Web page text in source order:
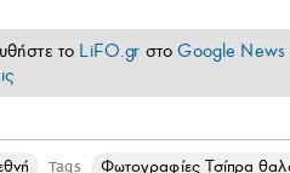
το LiFO.gr στοGoogle News
Tags Φωτογραφίες Τσίπρα